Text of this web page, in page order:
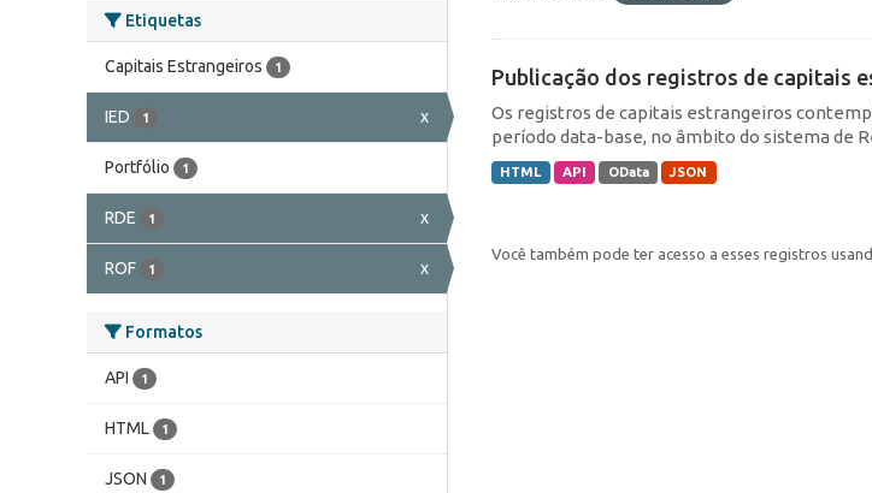
Etiquetas
Capitais Estrangeiros 1
IED 1 x
Portfólio 1
RDE 1 x
ROF 1 x
Formatos
API 1
HTML 1
JSON 1
Publicação dos registros de capitais
Os registros de capitais estrangeiros
período data-base, no âmbito do sistema de
HTML API OData JSON
Você também pode ter acesso a esses registros